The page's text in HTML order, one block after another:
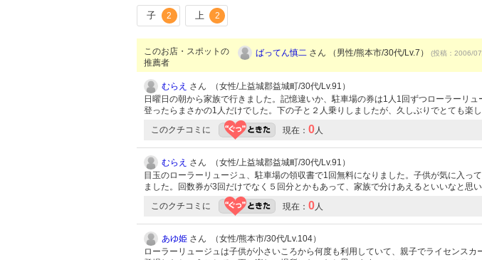
子 2 上 2
このお店・スポットの
推薦者
ばってん慎二 さん （男性/熊本市/30代/Lv.7） (投稿：2006/
むらえ さん （女性/上益城郡益城町/30代/Lv.91）
日曜日の朝から家族で行きました。記憶違いか、駐車場の券は1人1回ずつローラーリ
登ったらまさかの1人だけでした。下の子と２人乗りしましたが、久しぶりでとても楽
このクチコミに 現在： 0人
むらえ さん （女性/上益城郡益城町/30代/Lv.91）
目玉のローラーリュージュ、駐車場の領収書で1回無料になりました。子供が気に入っ
ました。回数券が3回だけでなく５回分とかもあって、家族で分けあえるといいなと思い
このクチコミに 現在： 0人
あゆ姫 さん （女性/熊本市/30代/Lv.104）
ローラーリュージュは子供が小さいころから何度も利用していて、親子でライセンス